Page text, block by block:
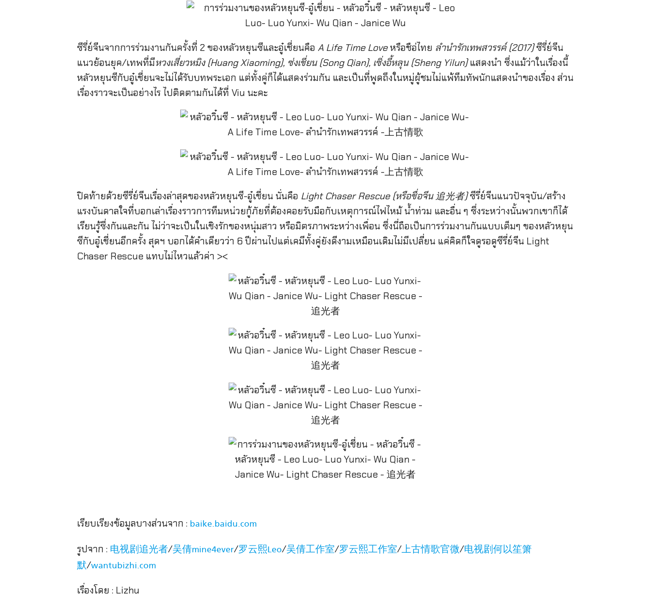
ซีรี่ย์จีนจากการร่วมงานกันครั้งที่ 2 ของหลัวหยุนซีและอู๋เชี่ยนคือ A Life Time Loveหรือชือ่ไทย ลำนำรักเทพสวรรค์ (2017)ซีรี่ย์จีน
แนวย้อนยุค/เทพที่มีหวงเสี่ยวหมิง (Huang Xiaoming), ซ่งเชี่ยน (Song Qian), เซิ่งอี้หลุน (Sheng Yilun)แสดงนำ ซึ่งแม้ว่าในเรื่องนี้
หลัวหยุนซีกับอู๋เชี่ยนจะไม่ได้รับบทพระเอก แต่ทั้งคู่ก็ได้แสดงร่วมกัน และเป็นที่พูดถึงในหมู่ผู้ชมไม่แพ้ทีมทัพนักแสดงนำของเรื่อง ส่วน
เรื่องราวจะเป็นอย่างไร ไปติดตามกันได้ที่ Viu นะคะ
ปิดท้ายด้วยซีรี่ย์จีนเรื่องล่าสุดของหลัวหยุนซี-อู๋เชี่ยน นั่นคือ Light Chaser Rescue (หรือชื่อจีน 追光者)ซีรี่ย์จีนแนวปัจจุบัน/สร้าง
แรงบันดาลใจที่บอกเล่าเรื่องราวการทีมหน่วยกู้ภัยที่ต้องคอยรับมือกับเหตุการณ์ไฟไหม้ น้ำท่วม และอื่น ๆ ซึ่งระหว่างนั้นพวกเขาก็ได้
เรียนรู้ซึ่งกันและกัน ไม่ว่าจะเป็นในเชิงรักของหนุ่มสาว หรือมิตรภาพระหว่างเพื่อน ซึ่งนี่ถือเป็นการร่วมงานกันแบบเต็มๆ ของหลัวหยุน
ซีกับอู๋เชี่ยนอีกครั้ง สุดฯ บอกได้คำเดียวว่า 6 ปีผ่านไปแต่เคมีทั้งคู่ยังดีงามเหมือนเดิมไม่มีเปลี่ยน แค่คิดก็ใจดูรอดูซีรี่ย์จีน Light
Chaser Rescue แทบไม่ไหวแล้วค่า ><
เรียบเรียงข้อมูลบางส่วนจาก : baike.baidu.com
รูปจาก : 电视剧追光者/吴倩mine4ever/罗云熙Leo/吴倩工作室/罗云熙工作室/上古情歌官微/电视剧何以笙箫
默/wantubizhi.com
เรื่องโดย : Lizhu